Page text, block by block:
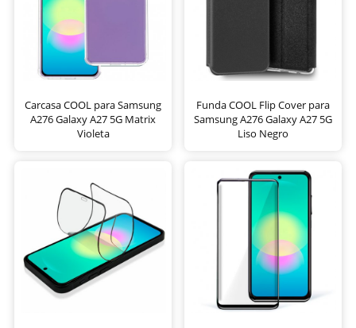
Carcasa COOL para Samsung
A276 Galaxy A27 5G Matrix
Violeta
Funda COOL Flip Cover para
Samsung A276 Galaxy A27 5G
Liso Negro